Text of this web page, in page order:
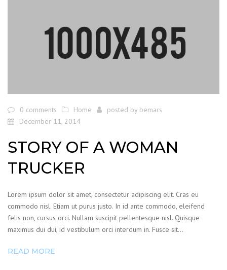
0 comments Home posted by bemars
December 11, 2014
STORY OF A WOMAN
TRUCKER
Lorem ipsum dolor sit amet, consectetur adipiscing elit. Cras eu
commodo nisl. Etiam ut purus justo. In id ante commodo, eleifend
felis non, cursus orci. Nullam suscipit pellentesque nisl. Quisque
maximus dui dui, id vestibulum orci interdum in. Fusce sit…
READ MORE